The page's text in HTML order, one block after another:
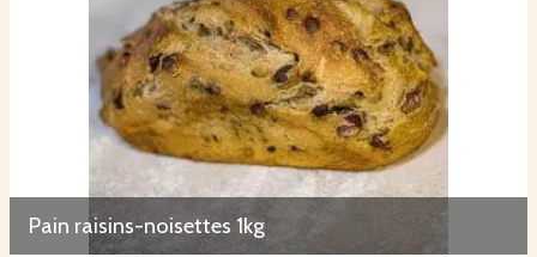
Pain raisins-noisettes 1kg